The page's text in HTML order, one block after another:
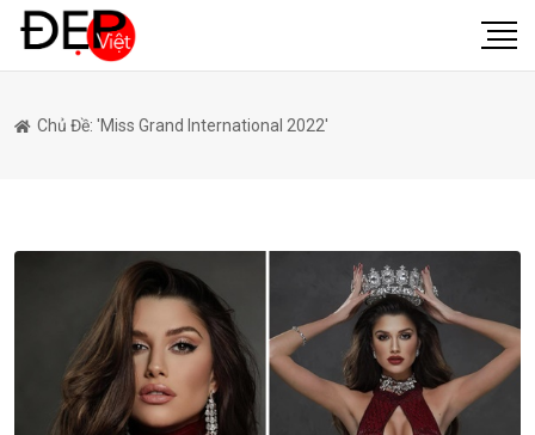
Chủ Đề: 'Miss Grand International 2022'